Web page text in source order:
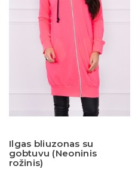
Ilgas bliuzonas su
gobtuvu (Neoninis
rožinis)